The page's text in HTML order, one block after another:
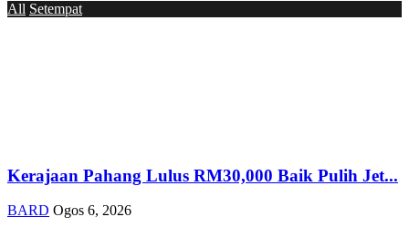
All Setempat
Kerajaan Pahang Lulus RM30,000 Baik Pulih Jet...
BARD Ogos 6, 2026